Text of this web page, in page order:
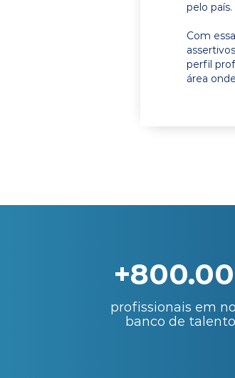
pelo país.
Com
perfil
área
profissionais em
banco de